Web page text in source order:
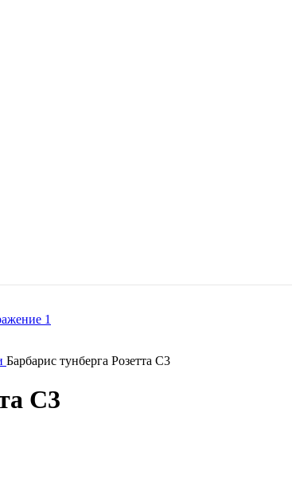
Барбарис тунберга Розетта С3
С3